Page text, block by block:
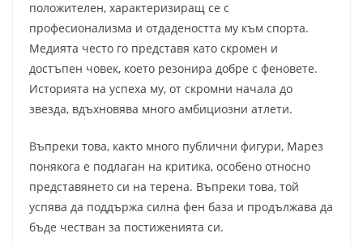
положителен, характеризиращ се с
професионализма и отдадеността му към спорта.
Медията често го представя като скромен и
достъпен човек, което резонира добре с феновете.
Историята на успеха му, от скромни начала до
звезда, вдъхновява много амбициозни атлети.
Въпреки това, както много публични фигури, Марез
понякога е подлаган на критика, особено относно
представянето си на терена. Въпреки това, той
успява да поддържа силна фен база и продължава да
бъде честван за постиженията си.